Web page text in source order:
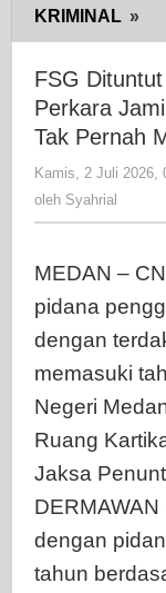
KRIMINAL »
FSG
Perkara
Tak Pernah
Kamis, 2 Juli 2026,
oleh Syahrial
MEDAN –
pidana
dengan
memasuki
Negeri
Ruang
Jaksa
dengan
tahun